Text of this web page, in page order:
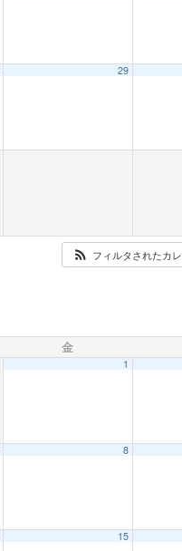
29
フィルタされたカ
金
1
8
15